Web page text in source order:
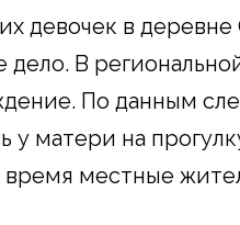
девочек в
дело. В
По данным
у матери на
местные